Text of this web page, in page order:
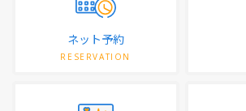
ネット予約
RESERVATION